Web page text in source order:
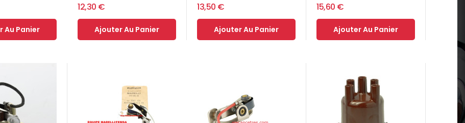
Au Panier
12,30 €
Ajouter Au Panier
13,50 €
Ajouter Au Panier
15,60 €
Ajouter Au Panier